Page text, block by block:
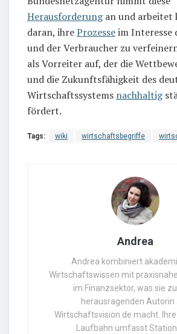
Herausforderungan und arbeitet
daran, ihreProzesseim Interesse
und der Verbraucher zu
als Vorreiter auf, der die
und die Zukunftsfähigkeit des
Wirtschaftssystems nachhaltig
fördert.
Tags: wiki wirtschaftsbegriffe
Andrea
Andrea kombiniert
Wirtschaftswissen mit
im Finanzsektor, was sie
herausragenden Autorin
Wirtschaftsvision.de macht.
Laufbahn umfasst